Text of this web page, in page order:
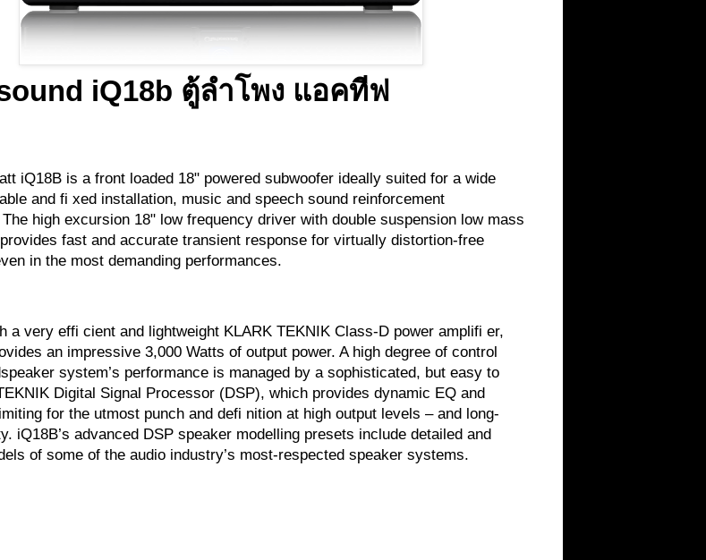
iQ18b ตู้ลำโพง แอคทีฟ
iQ18B is a front loaded 18" powered subwoofer ideally suited for a wide
and fi xed installation, music and speech sound reinforcement
high excursion 18" low frequency driver with double suspension low mass
fast and accurate transient response for virtually distortion-free
in the most demanding performances.
a very effi cient and lightweight KLARK TEKNIK Class-D power amplifi er,
an impressive 3,000 Watts of output power. A high degree of control
system’s performance is managed by a sophisticated, but easy to
Digital Signal Processor (DSP), which provides dynamic EQ and
for the utmost punch and defi nition at high output levels – and long-
iQ18B’s advanced DSP speaker modelling presets include detailed and
of some of the audio industry’s most-respected speaker systems.